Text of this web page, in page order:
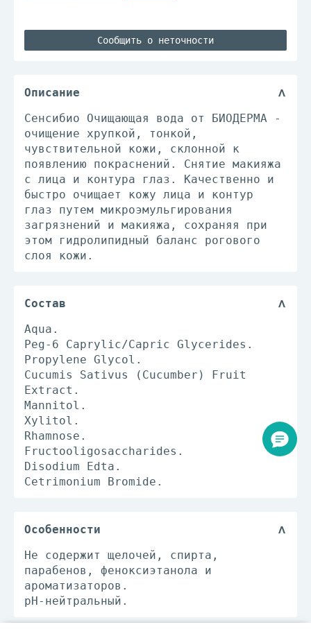
Сообщить о неточности
Описание
Сенсибио Очищающая вода от БИОДЕРМА -
очищение хрупкой, тонкой,
чувствительной кожи, склонной к
появлению покраснений. Снятие макияжа
с лица и контура глаз. Качественно и
быстро очищает кожу лица и контур
глаз путем микроэмульгирования
загрязнений и макияжа, сохраняя при
этом гидролипидный баланс рогового
слоя кожи.
Состав
Aqua.
Peg-6 Caprylic/Capric Glycerides.
Propylene Glycol.
Cucumis Sativus (Cucumber) Fruit
Extract.
Mannitol.
Xylitol.
Rhamnose.
Fructooligosaccharides.
Disodium Edta.
Cetrimonium Bromide.
Особенности
Не содержит щелочей, спирта,
парабенов, феноксиэтанола и
ароматизаторов.
рН-нейтральный.